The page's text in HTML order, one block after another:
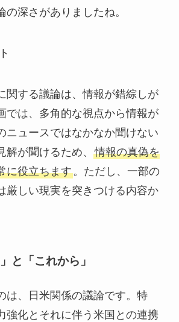
の深さがありましたね。
関する議論は、情報が錯綜しが
では、多角的な視点から情報が
ニュースではなかなか聞けない
解が聞けるため、 情報の真偽を
に役立ちます。ただし、一部の
厳しい現実を突きつける内容か
と「これから」
は、日米関係の議論です。特
強化とそれに伴う米国との連携